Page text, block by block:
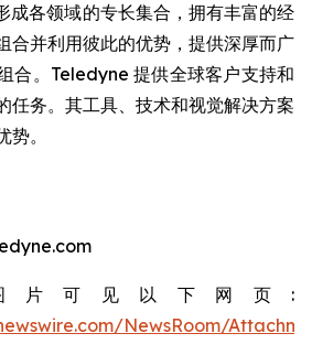
成各领域的专长集合，拥有丰富的经
合并利用彼此的优势，提供深厚而广
合。Teledyne 提供全球客户支持和
任务。其工具、技术和视觉解决方案
。
片可见以下网页:
NewsRoom/